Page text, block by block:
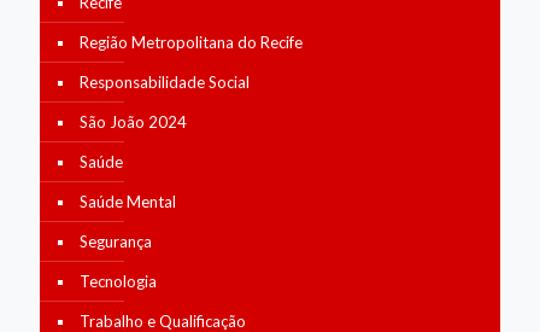
Região Metropolitana do Recife
Responsabilidade Social
São João 2024
Saúde
Saúde Mental
Segurança
Tecnologia
Trabalho e Qualificação